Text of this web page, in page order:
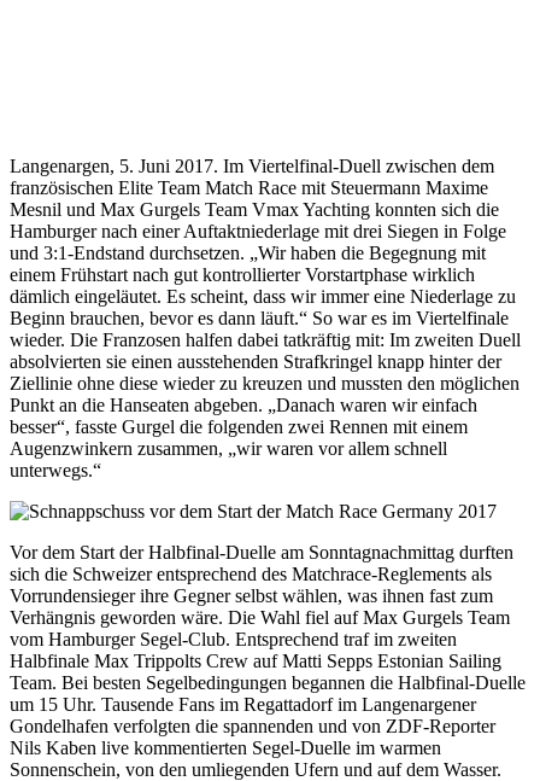
Langenargen, 5. Juni 2017. Im Viertelfinal-Duell zwischen dem
französischen Elite Team Match Race mit Steuermann Maxime
Mesnil und Max Gurgels Team Vmax Yachting konnten sich die
Hamburger nach einer Auftaktniederlage mit drei Siegen in Folge
und 3:1-Endstand durchsetzen. „Wir haben die Begegnung mit
einem Frühstart nach gut kontrollierter Vorstartphase wirklich
dämlich eingeläutet. Es scheint, dass wir immer eine Niederlage zu
Beginn brauchen, bevor es dann läuft.“ So war es im Viertelfinale
wieder. Die Franzosen halfen dabei tatkräftig mit: Im zweiten Duell
absolvierten sie einen ausstehenden Strafkringel knapp hinter der
Ziellinie ohne diese wieder zu kreuzen und mussten den möglichen
Punkt an die Hanseaten abgeben. „Danach waren wir einfach
besser“, fasste Gurgel die folgenden zwei Rennen mit einem
Augenzwinkern zusammen, „wir waren vor allem schnell
unterwegs.“
Vor dem Start der Halbfinal-Duelle am Sonntagnachmittag durften
sich die Schweizer entsprechend des Matchrace-Reglements als
Vorrundensieger ihre Gegner selbst wählen, was ihnen fast zum
Verhängnis geworden wäre. Die Wahl fiel auf Max Gurgels Team
vom Hamburger Segel-Club. Entsprechend traf im zweiten
Halbfinale Max Trippolts Crew auf Matti Sepps Estonian Sailing
Team. Bei besten Segelbedingungen begannen die Halbfinal-Duelle
um 15 Uhr. Tausende Fans im Regattadorf im Langenargener
Gondelhafen verfolgten die spannenden und von ZDF-Reporter
Nils Kaben live kommentierten Segel-Duelle im warmen
Sonnenschein, von den umliegenden Ufern und auf dem Wasser.